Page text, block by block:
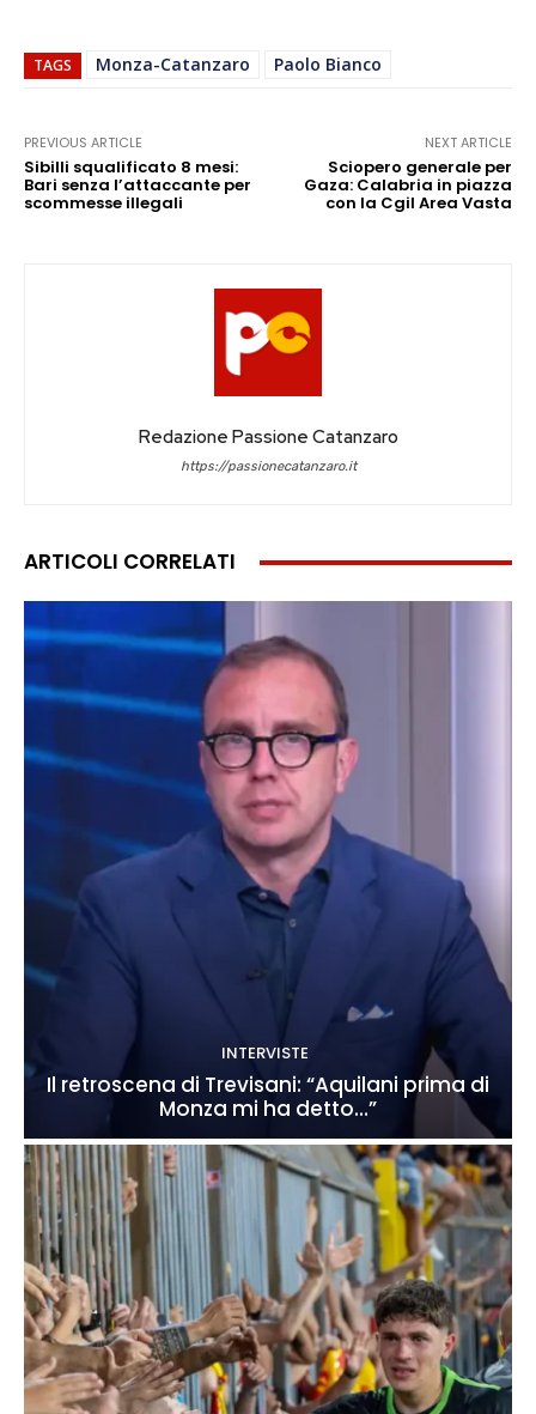
TAGS Monza-Catanzaro Paolo Bianco
PREVIOUS ARTICLE
Sibilli squalificato 8 mesi:
Bari senza l’attaccante per
scommesse illegali
NEXT ARTICLE
Sciopero generale per
Gaza: Calabria in piazza
con la Cgil Area Vasta
Redazione Passione Catanzaro
https://passionecatanzaro.it
ARTICOLI CORRELATI
INTERVISTE
Il retroscena di Trevisani: “Aquilani prima di
Monza mi ha detto…”